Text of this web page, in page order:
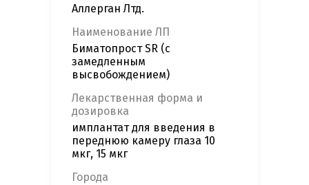
Аллерган Лтд.
Наименование ЛП
Биматопрост SR (с
замедленным
высвобождением)
Лекарственная форма и
дозировка
имплантат для введения в
переднюю камеру глаза 10
мкг, 15 мкг
Города